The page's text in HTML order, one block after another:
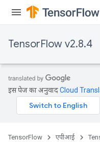
TensorFlow v2.8.4
इस पेज का अनुवादCloud
TensorFlow एपीआई